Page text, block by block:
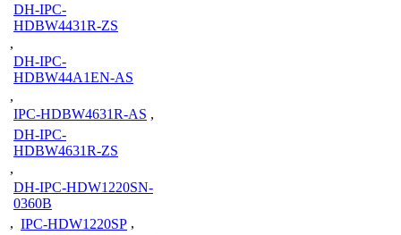
DH-IPC-
HDBW4431R-ZS
,
DH-IPC-
HDBW44A1EN-AS
,
IPC-HDBW4631R-AS ,
DH-IPC-
HDBW4631R-ZS
,
DH-IPC-HDW1220SN-
0360B
, IPC-HDW1220SP ,